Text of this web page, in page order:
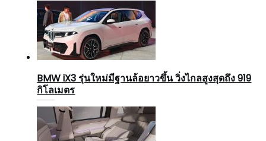
BMW iX3 รุ่นใหม่มีฐานล้อยาวขึ้น วิ่งไกลสูงสุดถึง 919
กิโลเมตร